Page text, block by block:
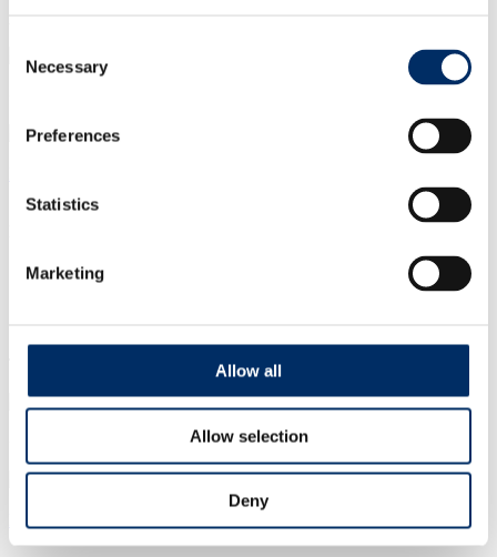
Selection
Necessary
Preferences
Statistics
Marketing
Allow all
Allow selection
Deny
Steffen Raunecker